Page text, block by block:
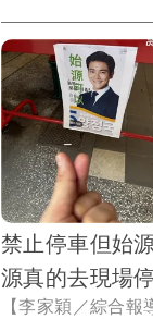
體
賽，首日便遭淘汰
桌運氣低迷」，沒
包，竟直接抽出玩
包」，一次開出多
他徹底入坑，又買
禁止停車但始
源真的去現場
【李家穎／綜合